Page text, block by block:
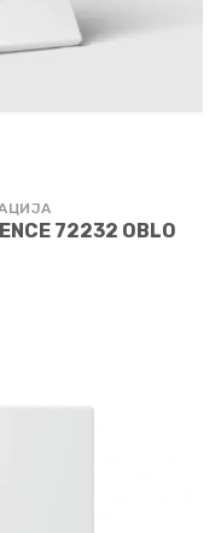
72232 OBLO